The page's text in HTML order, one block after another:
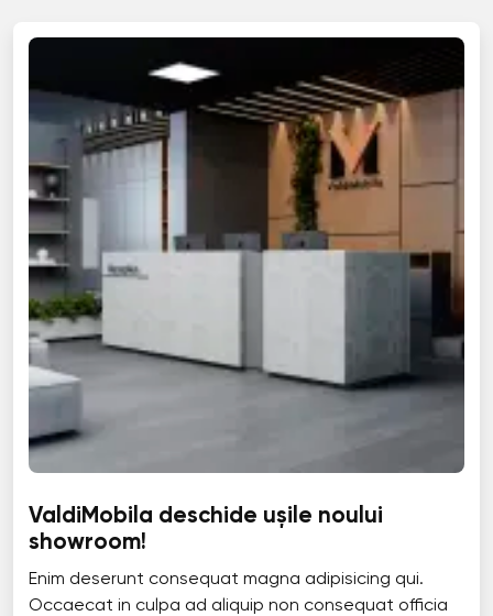
ValdiMobila deschide ușile noului
showroom!
Enim deserunt consequat magna adipisicing qui.
Occaecat in culpa ad aliquip non consequat officia